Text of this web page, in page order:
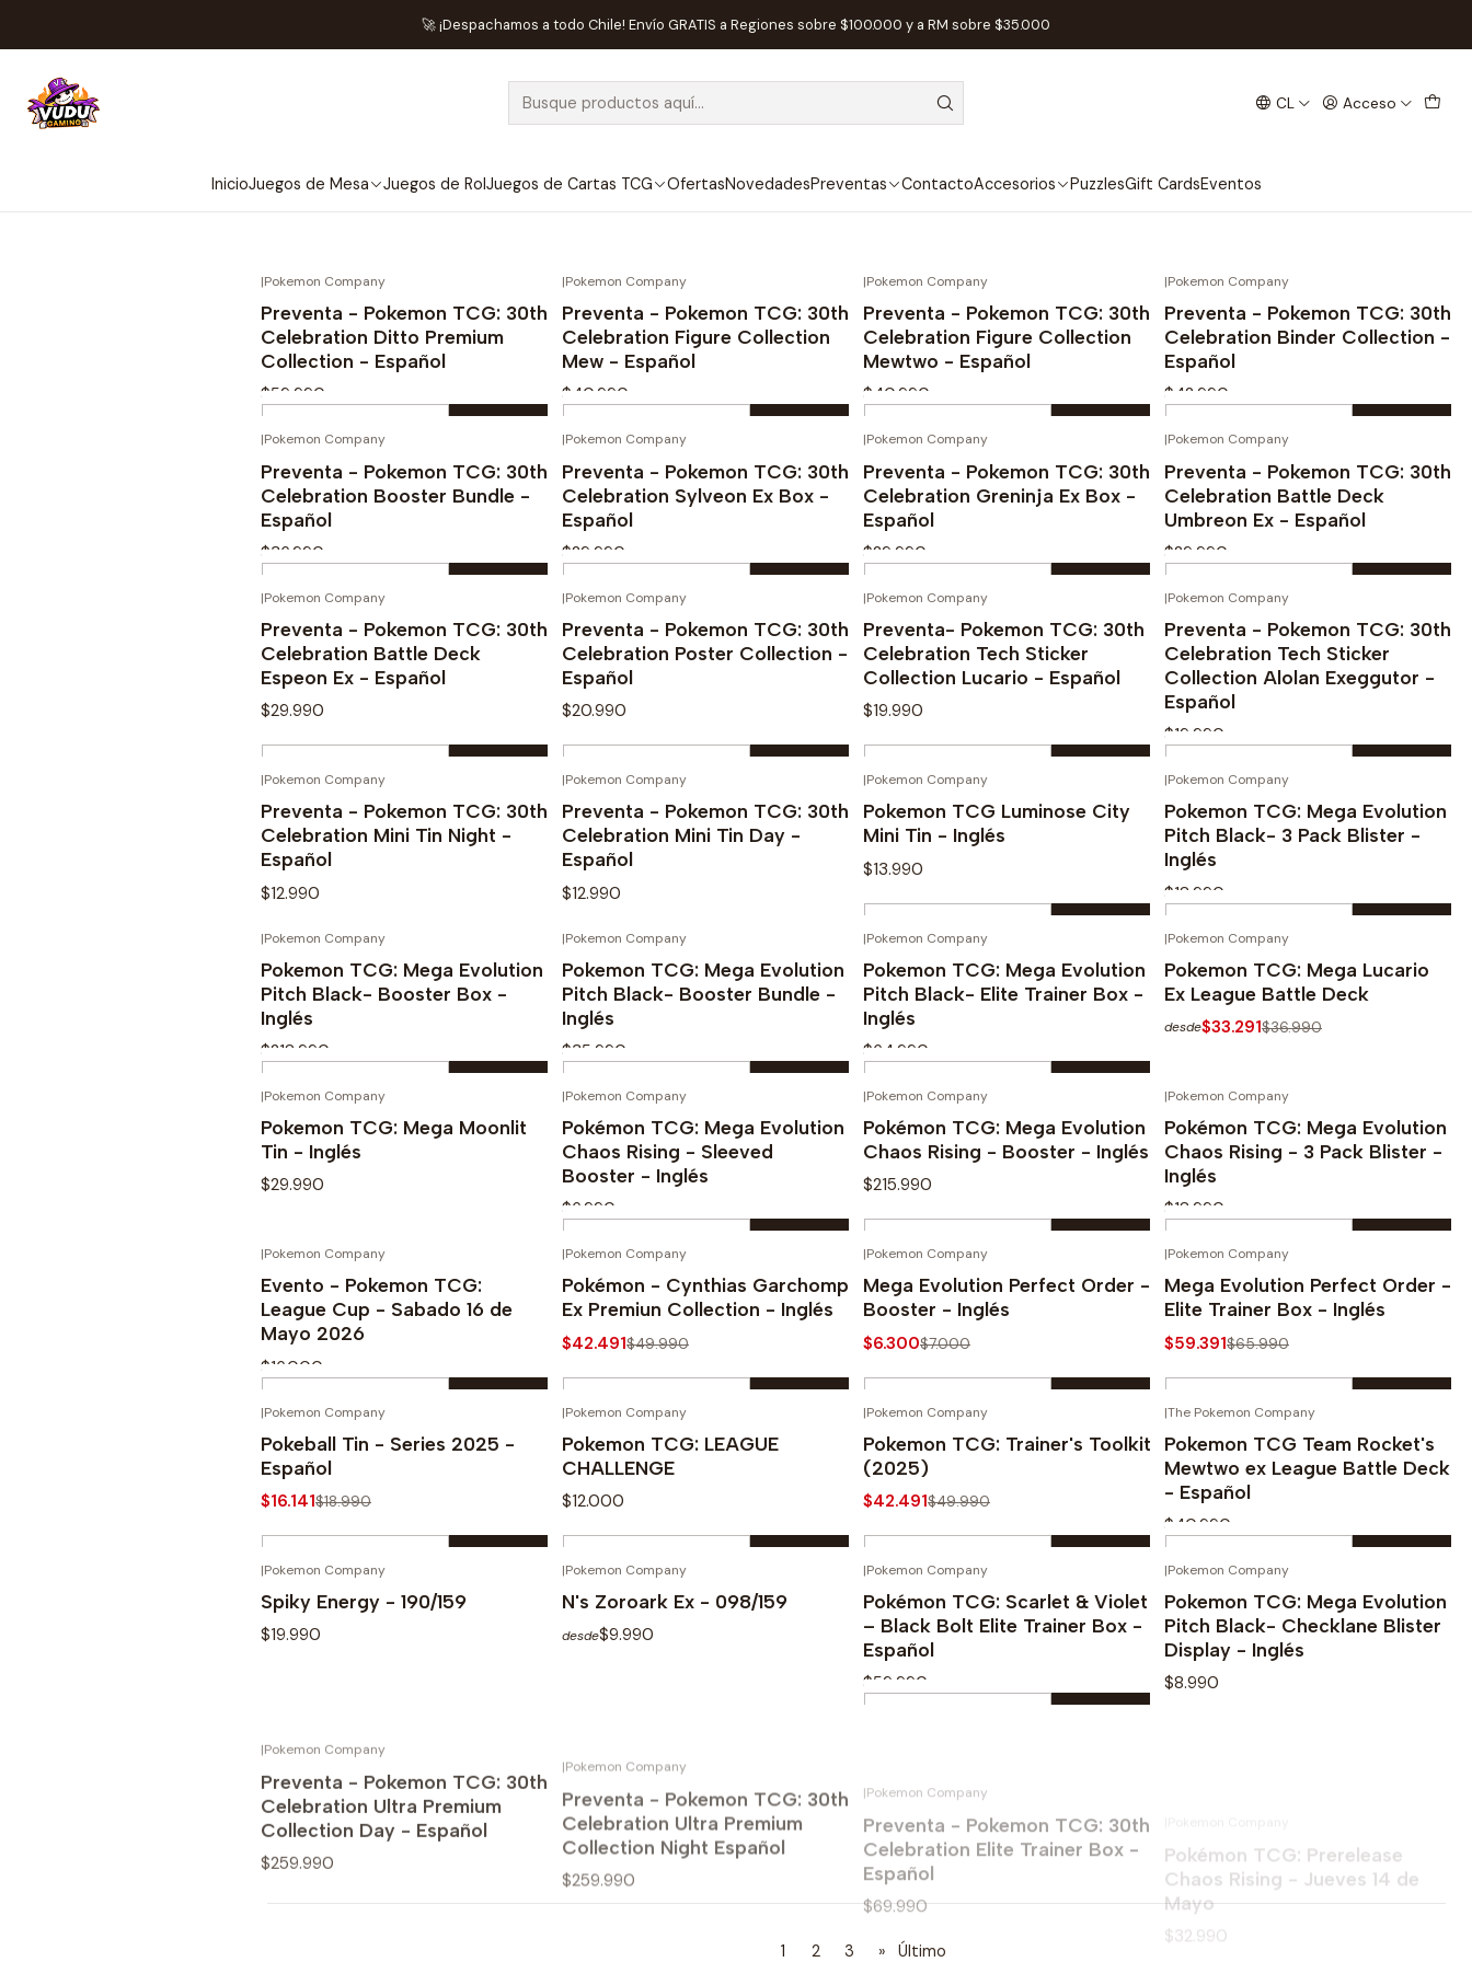
CL Acceso
InicioJuegos de Mesa Juegos de RolJuegos de Cartas TCG OfertasNovedadesPreventas ContactoAccesorios PuzzlesGift CardsEventos
🚀 ¡Despachamos a todo Chile! Envío GRATIS a Regiones sobre $100.000 y a RM sobre $35.000
Inicio Juegos de Cartas TCG Pokémon
Pokémon
enfrentan en combates estratégicos utilizando estas cartas.
|Pokemon Company
Preventa - Pokemon TCG: 30th
Celebration Ditto Premium
Collection - Español
$59.990
Cantidad
Comprar ahora
|Pokemon Company
Preventa - Pokemon TCG: 30th
Celebration Figure Collection
Mew - Español
$40.990
Cantidad
Comprar ahora
|Pokemon Company
Preventa - Pokemon TCG: 30th
Celebration Figure Collection
Mewtwo - Español
$40.990
Cantidad
Comprar ahora
|Pokemon Company
Preventa - Pokemon TCG: 30th
Celebration Binder Collection -
Español
$42.990
Cantidad
Comprar ahora
|Pokemon Company
Preventa - Pokemon TCG: 30th
Celebration Booster Bundle -
Español
$36.990
Cantidad
Comprar ahora
|Pokemon Company
Preventa - Pokemon TCG: 30th
Celebration Sylveon Ex Box -
Español
$29.990
Cantidad
Comprar ahora
|Pokemon Company
Preventa - Pokemon TCG: 30th
Celebration Greninja Ex Box -
Español
$29.990
Cantidad
Comprar ahora
|Pokemon Company
Preventa - Pokemon TCG: 30th
Celebration Battle Deck
Umbreon Ex - Español
$29.990
Cantidad
Comprar ahora
|Pokemon Company
Preventa - Pokemon TCG: 30th
Celebration Battle Deck
Espeon Ex - Español
$29.990
Cantidad
Comprar ahora
|Pokemon Company
Preventa - Pokemon TCG: 30th
Celebration Poster Collection -
Español
$20.990
Cantidad
Comprar ahora
|Pokemon Company
Preventa- Pokemon TCG: 30th
Celebration Tech Sticker
Collection Lucario - Español
$19.990
Cantidad
Comprar ahora
|Pokemon Company
Preventa - Pokemon TCG: 30th
Celebration Tech Sticker
Collection Alolan Exeggutor -
Español
$19.990
Cantidad
Comprar ahora
|Pokemon Company
Preventa - Pokemon TCG: 30th
Celebration Mini Tin Night -
Español
$12.990
Ver opciones
|Pokemon Company
Preventa - Pokemon TCG: 30th
Celebration Mini Tin Day -
Español
$12.990
Ver opciones
|Pokemon Company
Pokemon TCG Luminose City
Mini Tin - Inglés
$13.990
Cantidad
Comprar ahora
|Pokemon Company
Pokemon TCG: Mega Evolution
Pitch Black- 3 Pack Blister -
Inglés
$18.990
Cantidad
Comprar ahora
|Pokemon Company
Pokemon TCG: Mega Evolution
Pitch Black- Booster Box -
Inglés
$218.990
Cantidad
Comprar ahora
|Pokemon Company
Pokemon TCG: Mega Evolution
Pitch Black- Booster Bundle -
Inglés
$35.990
Cantidad
Comprar ahora
|Pokemon Company
Pokemon TCG: Mega Evolution
Pitch Black- Elite Trainer Box -
Inglés
$64.990
Cantidad
Comprar ahora
-10%
|Pokemon Company
Pokemon TCG: Mega Lucario
Ex League Battle Deck
desde$33.291$36.990
Ver opciones
|Pokemon Company
Pokemon TCG: Mega Moonlit
Tin - Inglés
$29.990
Ver opciones
|Pokemon Company
Pokémon TCG: Mega Evolution
Chaos Rising - Sleeved
Booster - Inglés
$6.990
Cantidad
Comprar ahora
|Pokemon Company
Pokémon TCG: Mega Evolution
Chaos Rising - Booster - Inglés
$215.990
Cantidad
Comprar ahora
|Pokemon Company
Pokémon TCG: Mega Evolution
Chaos Rising - 3 Pack Blister -
Inglés
$18.990
Cantidad
Comprar ahora
|Pokemon Company
Evento - Pokemon TCG:
League Cup - Sabado 16 de
Mayo 2026
$16.000
Cantidad
Comprar ahora
-15%
|Pokemon Company
Pokémon - Cynthias Garchomp
Ex Premiun Collection - Inglés
$42.491$49.990
Cantidad
Comprar ahora
-10%
|Pokemon Company
Mega Evolution Perfect Order -
Booster - Inglés
$6.300$7.000
Cantidad
Comprar ahora
-10%
|Pokemon Company
Mega Evolution Perfect Order -
Elite Trainer Box - Inglés
$59.391$65.990
Cantidad
Comprar ahora
-15%
|Pokemon Company
Pokeball Tin - Series 2025 -
Español
$16.141$18.990
Cantidad
Comprar ahora
|Pokemon Company
Pokemon TCG: LEAGUE
CHALLENGE
$12.000
Cantidad
Comprar ahora
-15%
|Pokemon Company
Pokemon TCG: Trainer's Toolkit
(2025)
$42.491$49.990
Cantidad
Comprar ahora
|The Pokemon Company
Pokemon TCG Team Rocket's
Mewtwo ex League Battle Deck
- Español
$40.990
Cantidad
Comprar ahora
|Pokemon Company
Spiky Energy - 190/159
$19.990
|Pokemon Company
N's Zoroark Ex - 098/159
desde$9.990
|Pokemon Company
Pokémon TCG: Scarlet & Violet
– Black Bolt Elite Trainer Box -
Español
$59.990
|Pokemon Company
Pokemon TCG: Mega Evolution
Pitch Black- Checklane Blister
Display - Inglés
$8.990
Preventa - Pokemon TCG: 30th
Celebration Ultra Premium
Collection Day - Español
$259.990
Ver detalles
Preventa - Pokemon TCG: 30th
Collection Night Español
$259.990
Ver detalles
Celebration Elite Trainer Box -
$69.990
Ver detalles Ver detalles
1 2 3 » Último